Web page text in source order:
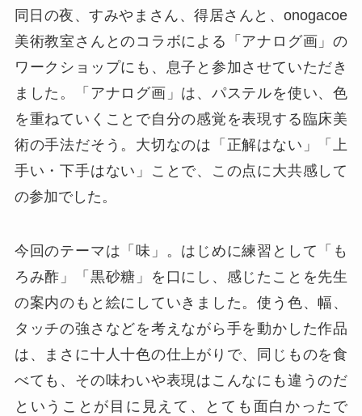
同日の夜、すみやまさん、得居さんと、onogacoe
美術教室さんとのコラボによる「アナログ画」の
ワークショップにも、息子と参加させていただき
ました。「アナログ画」は、パステルを使い、色
を重ねていくことで自分の感覚を表現する臨床美
術の手法だそう。大切なのは「正解はない」「上
手い・下手はない」ことで、この点に大共感して
の参加でした。
今回のテーマは「味」。はじめに練習として「も
ろみ酢」「黒砂糖」を口にし、感じたことを先生
の案内のもと絵にしていきました。使う色、幅、
タッチの強さなどを考えながら手を動かした作品
は、まさに十人十色の仕上がりで、同じものを食
べても、その味わいや表現はこんなにも違うのだ
ということが目に見えて、とても面白かったで